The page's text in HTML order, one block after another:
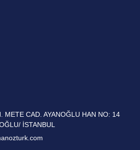
METE CAD. AYANOĞLU HAN NO: 14
İSTANBUL